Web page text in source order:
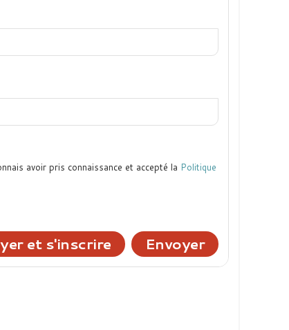
avoir pris connaissance et accepté la Politique
et s'inscrire Envoyer